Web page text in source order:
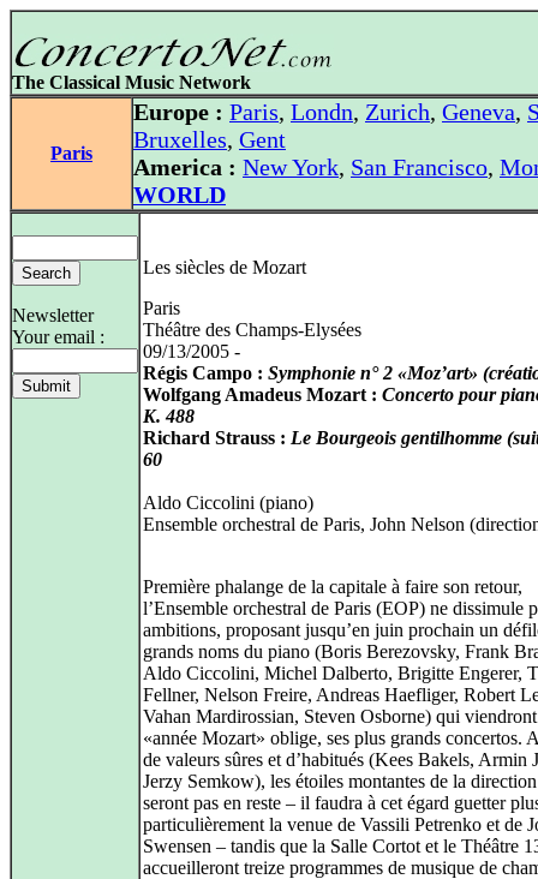
The Classical Music Network
Paris
Europe : Paris, Londn, Zurich, Geneva,
Bruxelles, Gent
America : New York, San Francisco,
WORLD
Newsletter
Your email :
Les siècles de Mozart
Paris
Théâtre des Champs-Elysées
09/13/2005 -
Régis Campo : Symphonie n° 2 «Moz’art»
Wolfgang Amadeus Mozart : Concerto pour
K. 488
Richard Strauss : Le Bourgeois gentilhomme
60
Aldo Ciccolini (piano)
Ensemble orchestral de Paris, John Nelson
Première phalange de la capitale à faire son retour,
l’Ensemble orchestral de Paris (EOP) ne dissimule
ambitions, proposant jusqu’en juin prochain un
grands noms du piano (Boris Berezovsky, Frank
Aldo Ciccolini, Michel Dalberto, Brigitte Engerer,
Fellner, Nelson Freire, Andreas Haefliger, Robert
Vahan Mardirossian, Steven Osborne) qui
«année Mozart» oblige, ses plus grands concertos.
de valeurs sûres et d’habitués (Kees Bakels, Armin
Jerzy Semkow), les étoiles montantes de la
seront pas en reste – il faudra à cet égard guetter
particulièrement la venue de Vassili Petrenko et de
Swensen – tandis que la Salle Cortot et le Théâtre
accueilleront treize programmes de musique de